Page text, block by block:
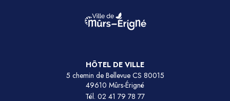
HÔTEL DE VILLE
5 chemin de Bellevue CS 80015
49610 Mûrs-Érigné
Tél. 02 41 79 78 77